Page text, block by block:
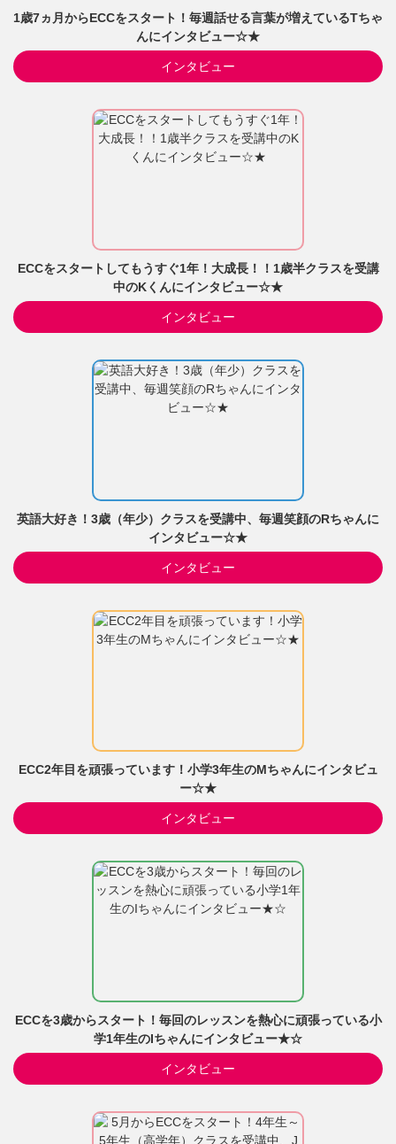
1歳7ヵ月からECCをスタート！毎週話せる言葉が増えているTちゃ
んにインタビュー☆★
インタビュー
ECCをスタートしてもうすぐ1年！大成長！！1歳半クラスを受講
中のKくんにインタビュー☆★
インタビュー
英語大好き！3歳（年少）クラスを受講中、毎週笑顔のRちゃんに
インタビュー☆★
インタビュー
ECC2年目を頑張っています！小学3年生のMちゃんにインタビュ
ー☆★
インタビュー
ECCを3歳からスタート！毎回のレッスンを熱心に頑張っている小
学1年生のIちゃんにインタビュー★☆
インタビュー